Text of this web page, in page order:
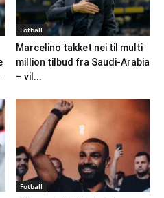
Fotball
Marcelino takket nei til multi
million tilbud fra Saudi-Arabia
– vil...
Fotball